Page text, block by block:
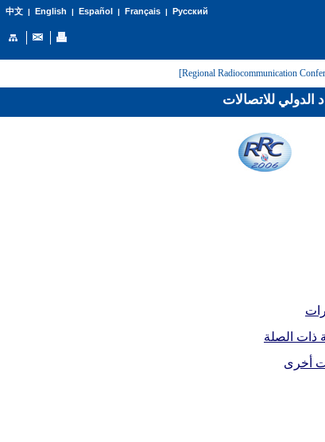
中文| English | Español | Français| Русский
ذات الصلة
أخرى
الدولي للاتصالات